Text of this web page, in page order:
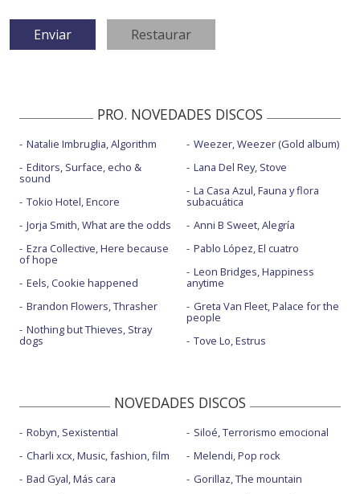
PRO. NOVEDADES DISCOS
Natalie Imbruglia, Algorithm
Editors, Surface, echo &
sound
Tokio Hotel, Encore
Jorja Smith, What are the odds
Ezra Collective, Here because
of hope
Eels, Cookie happened
Brandon Flowers, Thrasher
Nothing but Thieves, Stray
dogs
Weezer, Weezer (Gold album)
Lana Del Rey, Stove
La Casa Azul, Fauna y flora
subacuática
Anni B Sweet, Alegría
Pablo López, El cuatro
Leon Bridges, Happiness
anytime
Greta Van Fleet, Palace for the
people
Tove Lo, Estrus
NOVEDADES DISCOS
Robyn, Sexistential
Charli xcx, Music, fashion, film
Bad Gyal, Más cara
Siloé, Terrorismo emocional
Melendi, Pop rock
Gorillaz, The mountain